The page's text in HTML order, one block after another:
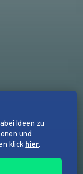
Ideen zu
und
klick hier.